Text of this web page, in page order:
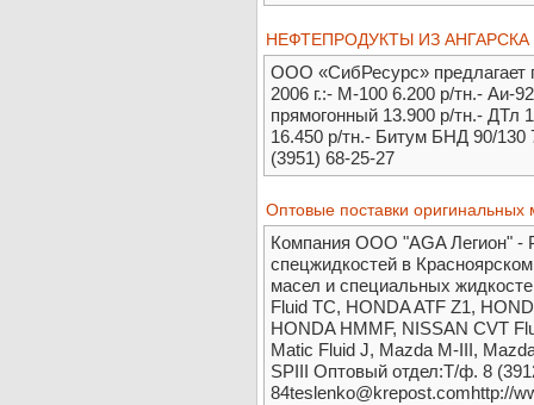
НЕФТЕПРОДУКТЫ ИЗ
ООО «СибРесурс» предлагает
2006 г.:- М-100 6.200 р/тн.- Аи-
прямогонный 13.900 р/тн.- ДТл
16.450 р/тн.- Битум БНД 90/130
(3951) 68-25-27
Оптовые поставки
Компания ООО "AGA Легион" -
спецжидкостей в
масел и специальных
Fluid TC, HONDA ATF Z1,
HONDA HMMF, NISSAN CVT
Matic Fluid J, Mazda M-III,
SPIII Оптовый отдел:Т/ф. 8
84teslenko@krepost.comhttp://